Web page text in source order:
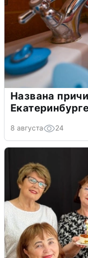
Названа
8 августа 24